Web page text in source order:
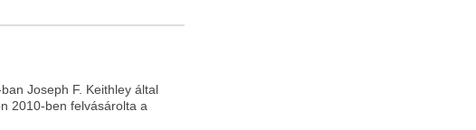
Joseph F. Keithley által
2010-ben felvásárolta a